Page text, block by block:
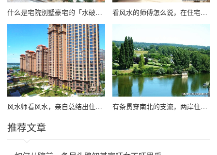
什么是宅院别墅豪宅的「水破天心」 看风水的师傅怎么说，在住宅风水环境中有无犯的错误（上篇）
风水师看风水，亲自总结出住宅环境中常见的四条重要现象 有条贯穿南北的支流，两岸住宅风、水及命运不一样
推荐文章